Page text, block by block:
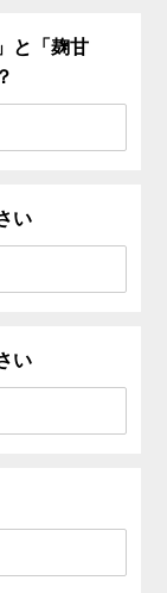
と「麹甘
い
い